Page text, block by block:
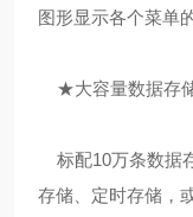
图形显示各个菜单
★大容量数据存
标配10万条数据
存储、定时存储，